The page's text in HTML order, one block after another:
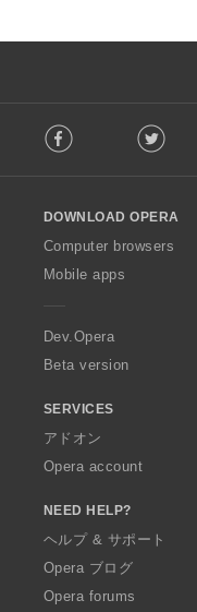
o
w
O
p
a
Facebook Twitter
DOWNLOAD OPERA
Computer browsers
Mobile apps
Dev.Opera
Beta version
SERVICES
アドオン
Opera account
NEED HELP?
ヘルプ & サポート
Opera ブログ
Opera forums